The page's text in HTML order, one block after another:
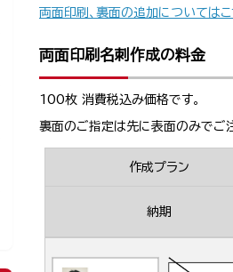
両面印刷、裏面の追加についてはこ
両面印刷名刺作成の料金
100枚 消費税込み価格です。
裏面のご指定は先に表面のみでご
作成プラン
納期